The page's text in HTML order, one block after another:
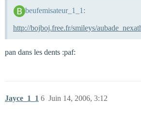
beufemisateur_1_1:
http://bojboj.free.fr/smileys/
pan dans les dents :paf:
Jayce_1_1 Juin 14, 2006, 3:12
6